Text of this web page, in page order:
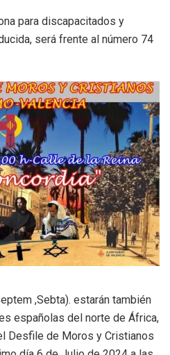
para discapacitados y
será frente al número 74
,Sebta). estarán también
españolas del norte de África,
Desfile de Moros y Cristianos